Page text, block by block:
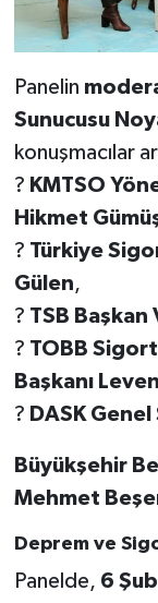
Panelin
Sunucusu
konuşmacılar
? KMTSO
Hikmet
? Türkiye
Gülen,
? TSB Başkan
? TOBB
Başkanı
? DASK
Büyükşehir
Mehmet
Deprem ve
Panelde, 6
KİM KİMDİR
KİTAP
OTOMOBİL
MİZAH
TARİH
Politika
YEREL